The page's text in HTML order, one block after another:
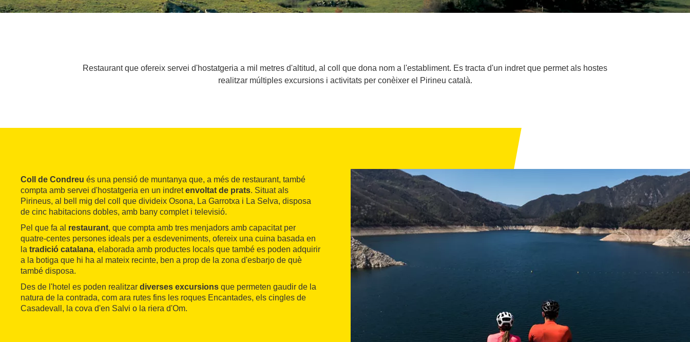
Restaurant que ofereix servei d'hostatgeria a mil metres d'altitud, al coll que dona nom a l'establiment. Es tracta d'un indret que permet als hostes
realitzar múltiples excursions i activitats per conèixer el Pirineu català.
Coll de Condreu és una pensió de muntanya que, a més de restaurant, també
compta amb servei d'hostatgeria en un indretenvoltat de prats. Situat als
Pirineus, al bell mig del coll que divideix Osona, La Garrotxa i La Selva, disposa
de cinc habitacions dobles, amb bany complet i televisió.
Pel que fa al restaurant, que compta amb tres menjadors amb capacitat per
quatre-centes persones ideals per a esdeveniments, ofereix una cuina basada en
la tradició catalana, elaborada amb productes locals que també es poden adquirir
a la botiga que hi ha al mateix recinte, ben a prop de la zona d'esbarjo de què
també disposa.
Des de l'hotel es poden realitzar diverses excursions que permeten gaudir de la
natura de la contrada, com ara rutes fins les roques Encantades, els cingles de
Casadevall, la cova d'en Salvi o la riera d'Om.